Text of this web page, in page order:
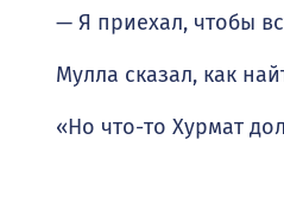
— Я приехал, чтобы
Мулла сказал, как
«Но что-то Хурмат